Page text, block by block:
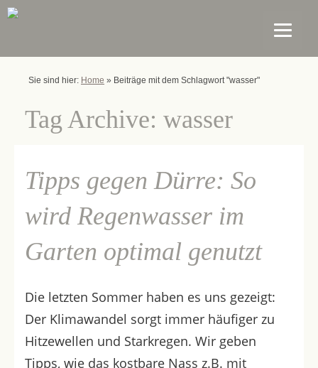
Sie sind hier: Home » Beiträge mit dem Schlagwort "wasser"
Tag Archive: wasser
Tipps gegen Dürre: So
wird Regenwasser im
Garten optimal genutzt
Die letzten Sommer haben es uns gezeigt:
Der Klimawandel sorgt immer häufiger zu
Hitzewellen und Starkregen. Wir geben
Tipps, wie das kostbare Nass z.B. mit